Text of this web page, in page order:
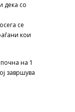
дека со
се
кои
на 1
завршува